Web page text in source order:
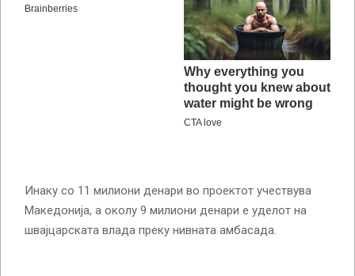
Инаку со 11 милиони денари во проектот учествува
Македонија, а околу 9 милиони денари е уделот на
швајцарската влада преку нивната амбасада.